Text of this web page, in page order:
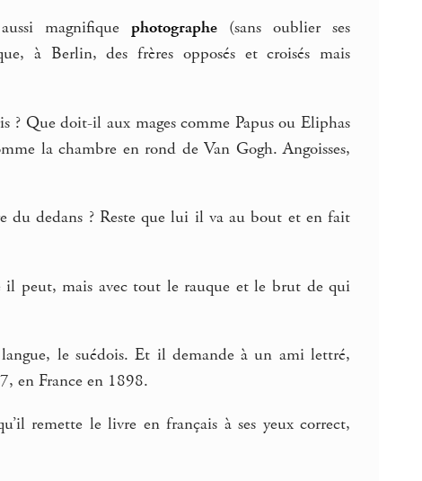
magnifiquephotographe (sans oublier ses
à Berlin, des frères opposés et croisés mais
? Que doit-il aux mages comme Papus ou Eliphas
la chambre en rond de Van Gogh. Angoisses,
du dedans ? Reste que lui il va au bout et en fait
peut, mais avec tout le rauque et le brut de qui
le suédois. Et il demande à un ami lettré,
en France en 1898.
remette le livre en français à ses yeux correct,